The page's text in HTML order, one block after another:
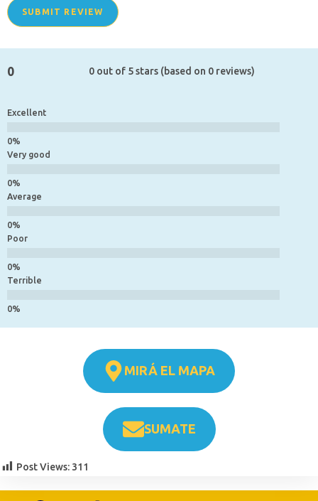
SUBMIT REVIEW
0 0 out of 5 stars (based on 0 reviews)
Excellent
Very good
Average
Poor
Terrible
MIRÁ EL MAPA
SUMATE
Post Views: 311